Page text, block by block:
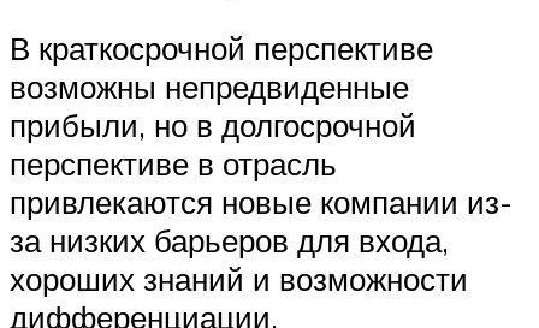
В краткосрочной перспективе
возможны непредвиденные
прибыли, но в долгосрочной
перспективе в отрасль
привлекаются новые компании из-
за низких барьеров для входа,
хороших знаний и возможности
дифференциации.